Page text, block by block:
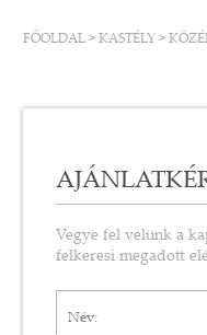
FŐOLDAL > KASTÉLY >
Vegye fel velünk a
felkeresi megadott